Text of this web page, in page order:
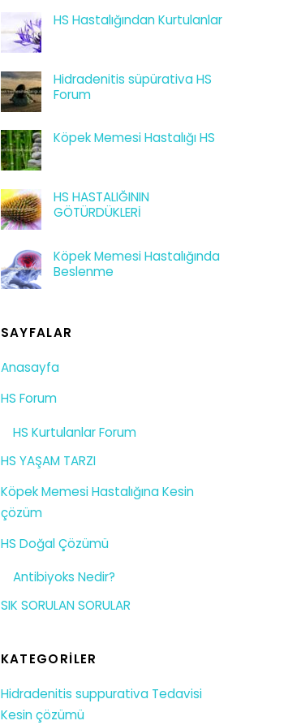
HS Hastalığından Kurtulanlar
Hidradenitis süpürativa HS
Forum
Köpek Memesi Hastalığı HS
HS HASTALIĞININ
GÖTÜRDÜKLERİ
Köpek Memesi Hastalığında
Beslenme
SAYFALAR
Anasayfa
HS Forum
HS Kurtulanlar Forum
HS YAŞAM TARZI
Köpek Memesi Hastalığına Kesin
çözüm
HS Doğal Çözümü
Antibiyoks Nedir?
SIK SORULAN SORULAR
KATEGORILER
Hidradenitis suppurativa Tedavisi
Kesin çözümü